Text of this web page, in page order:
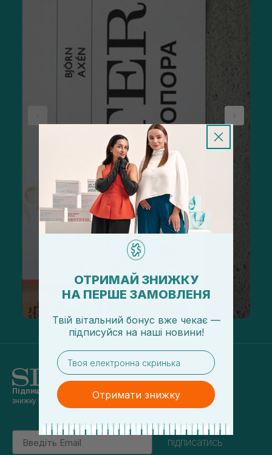
Підпишись на наші новинита отримуй
знижку 5% на перше замовлення
Email
підписатись
ОТРИМАЙ ЗНИЖКУ
НА ПЕРШЕ ЗАМОВЛЕНЯ
Твій вітальний бонус вже чекає —
підписуйся на наші новини!
email
Отримати знижку